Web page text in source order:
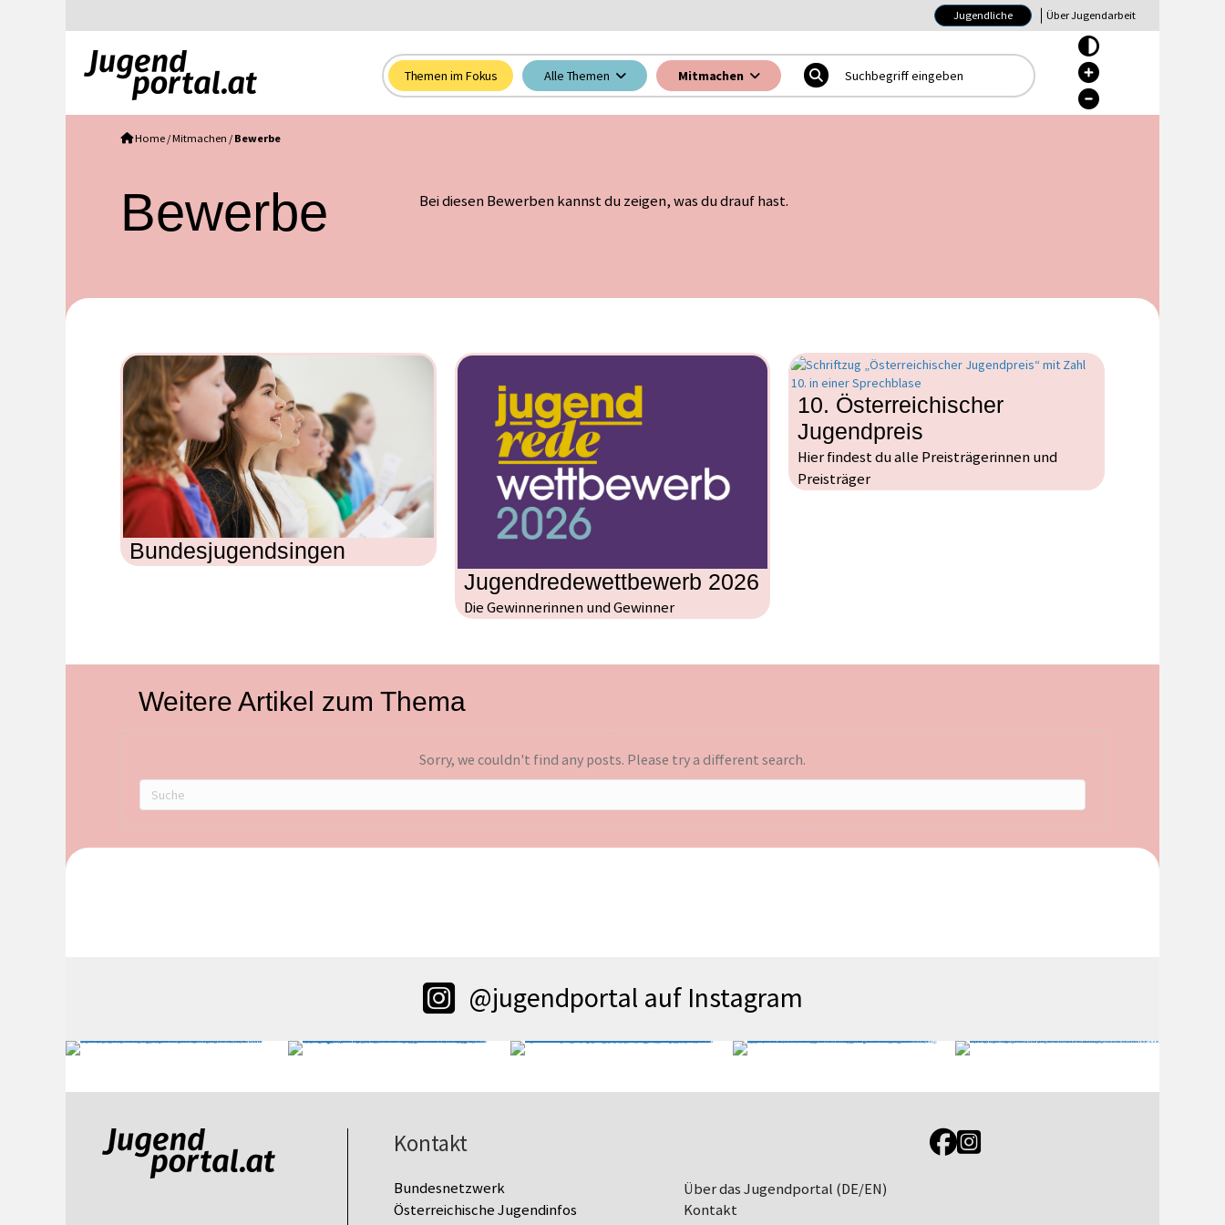
Jugendliche Über Jugendarbeit
Themen im Fokus Alle Themen Mitmachen
Hoher Kontrast Ein/Aus
Hoher Kontrast Ein/Aus
Hoher Kontrast Ein/Aus
Home /Mitmachen / Bewerbe
Bewerbe Bei diesen Bewerben kannst du zeigen, was du drauf hast.
Bundesjugendsingen
Jugendredewettbewerb 2026
Die Gewinnerinnen und Gewinner
10. Österreichischer
Jugendpreis
Hier findest du alle Preisträgerinnen und
Preisträger
Weitere Artikel zum Thema
Sorry, we couldn't find any posts. Please try a different search.
@jugendportal auf Instagram
Kontakt
Bundesnetzwerk
Österreichische Jugendinfos
Über das Jugendportal (DE/EN)
Kontakt
Link zur Jugendportal Facebookseite
Link zur Jugendportal Instagramseite